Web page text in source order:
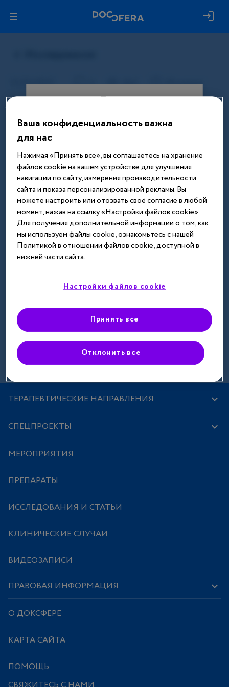
Вход
Этот материал доступен только
после авторизации. Войдите или
зарегистрируйтесь, чтобы получить
доступ ко всем материалам сайта
Введите телефон или email
Далее
Зарегистрироваться
ТЕРАПЕВТИЧЕСКИЕ НАПРАВЛЕНИЯ
СПЕЦПРОЕКТЫ
МЕРОПРИЯТИЯ
ПРЕПАРАТЫ
ИССЛЕДОВАНИЯ И СТАТЬИ
КЛИНИЧЕСКИЕ СЛУЧАИ
ВИДЕОЗАПИСИ
ПРАВОВАЯ ИНФОРМАЦИЯ
О ДОКСФЕРЕ
КАРТА САЙТА
ПОМОЩЬ
Ваша конфиденциальность важна
для нас
Нажимая «Принять все», вы соглашаетесь на хранение
файлов cookie на вашем устройстве для улучшения
навигации по сайту, измерения производительности
сайта и показа персонализированной рекламы. Вы
можете настроить или отозвать своё согласие в любой
момент, нажав на ссылку «Настройки файлов cookie».
Для получения дополнительной информации о том, как
мы используем файлы cookie, ознакомьтесь с нашей
Политикой в отношении файлов cookie, доступной в
нижней части сайта.
Настройки файлов cookie
Отклонить все
Принять все